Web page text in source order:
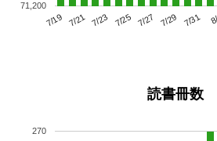
7/19 7/21 7/23 7/25 7/27 7/29 7/31
71,200
読書冊数
270